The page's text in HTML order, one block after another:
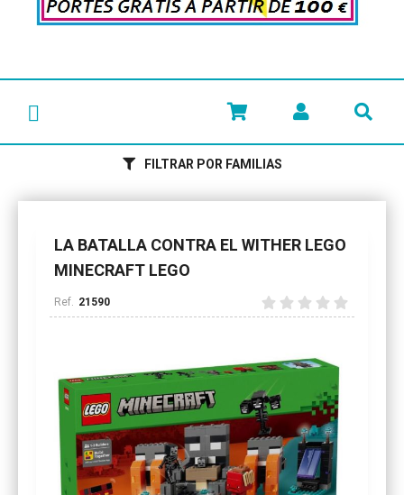
FILTRAR POR FAMILIAS
LA BATALLA CONTRA EL WITHER LEGO
MINECRAFT LEGO
21590